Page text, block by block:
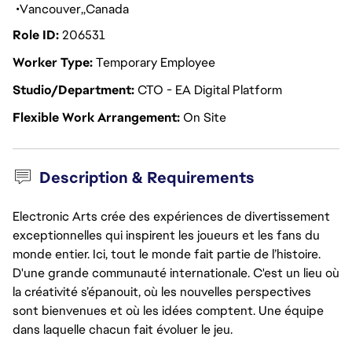
Vancouver Canada
Role ID206531
Worker TypeTemporary Employee
Studio/DepartmentCTO - EA Digital Platform
Flexible Work ArrangementOn Site
Description & Requirements
Electronic Arts crée des expériences de divertissement
exceptionnelles qui inspirent les joueurs et les fans du
monde entier. Ici, tout le monde fait partie de l’histoire.
D'une grande communauté internationale. C'est un lieu où
la créativité s’épanouit, où les nouvelles perspectives
sont bienvenues et où les idées comptent. Une équipe
dans laquelle chacun fait évoluer le jeu.